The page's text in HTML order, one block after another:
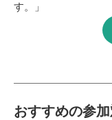
す。」
おすすめの参